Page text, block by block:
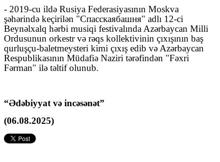
- 2019-cu ildə Rusiya Federasiyasının Moskva
şəhərində keçirilən "Спасскаябашня" adlı 12-ci
Beynəlxalq hərbi musiqi festivalında Azərbaycan Milli
Ordusunun orkestr və rəqs kollektivinin çıxışının baş
qurluşçu-baletmeysteri kimi çıxış edib və Azərbaycan
Respublikasının Müdafiə Naziri tərəfindən "Fəxri
Fərman" ilə təltif olunub.
“Ədəbiyyat və incəsənət”
(06.08.2025)